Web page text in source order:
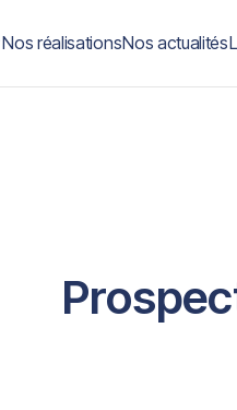
Nos réalisationsNos actualités